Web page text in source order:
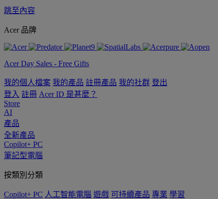
跳至內容
Acer 品牌
Acer Day Sales - Free Gifts
我的個人檔案 我的產品 註冊產品 我的社群 登出
登入 註冊 Acer ID 是甚麼？
Store
AI
產品
全新產品
Copilot+ PC
筆記型電腦
按類別分類
Copilot+ PC 人工智能電腦 遊戲 可持續產品 專業 學習